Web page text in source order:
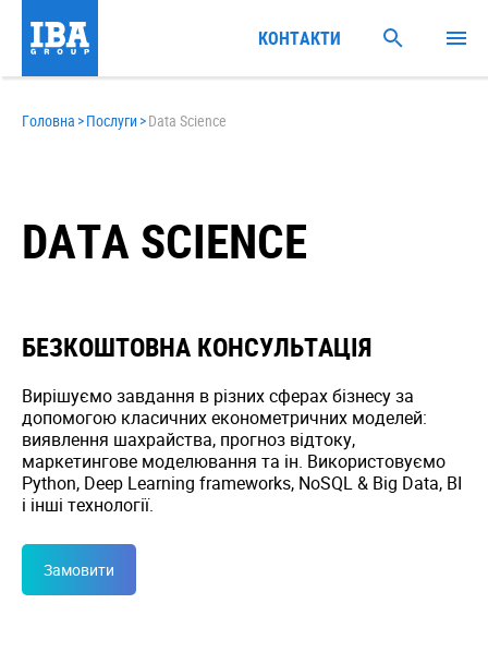
Головна >Послуги>Data Science
DATA SCIENCE
БЕЗКОШТОВНА КОНСУЛЬТАЦІЯ
Вирішуємо завдання в різних сферах бізнесу за
допомогою класичних економетричних моделей:
виявлення шахрайства, прогноз відтоку,
маркетингове моделювання та ін. Використовуємо
Python, Deep Learning frameworks, NoSQL & Big Data, BI
і інші технології.
Замовити
КОНТАКТИ